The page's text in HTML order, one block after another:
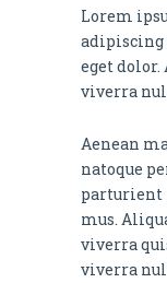
Lorem
adipiscing
eget dolor.
viverra
Aenean
natoque
parturient
mus.
viverra
viverra